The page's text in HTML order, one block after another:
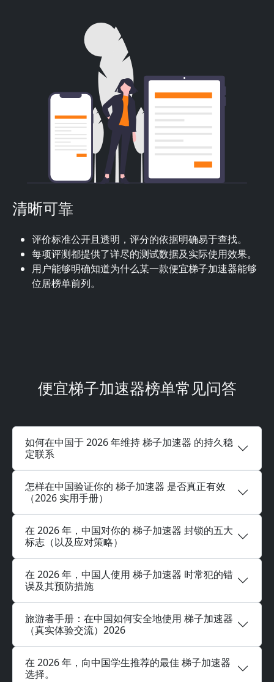
清晰可靠
评价标准公开且透明，评分的依据明确易于查找。
每项评测都提供了详尽的测试数据及实际使用效果。
用户能够明确知道为什么某一款便宜梯子加速器能够
位居榜单前列。
便宜梯子加速器榜单常见问答
如何在中国于 2026 年维持 梯子加速器 的持久稳
定联系
怎样在中国验证你的 梯子加速器 是否真正有效
（2026 实用手册）
在 2026 年，中国对你的 梯子加速器 封锁的五大
标志（以及应对策略）
在 2026 年，中国人使用 梯子加速器 时常犯的错
误及其预防措施
旅游者手册：在中国如何安全地使用 梯子加速器
（真实体验交流）2026
在 2026 年，向中国学生推荐的最佳 梯子加速器
选择。